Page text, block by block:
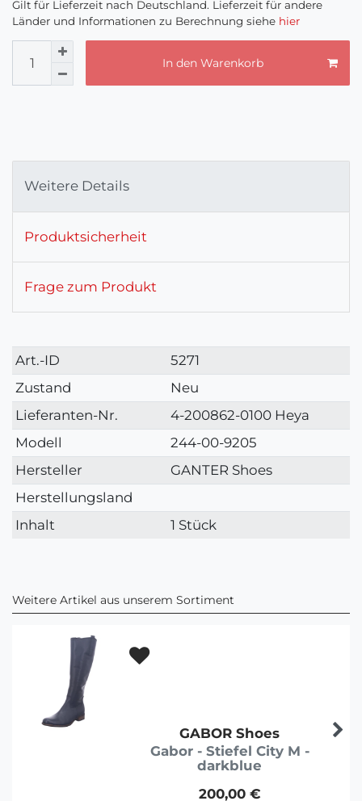
Gilt für Lieferzeit nach Deutschland. Lieferzeit für andere
Länder und Informationen zu Berechnung siehe hier
In den Warenkorb
Weitere Details
Produktsicherheit
Frage zum Produkt
Technisches
Merkmal
Wert
Art.-ID
5271
Zustand
Neu
Lieferanten-Nr.
4-200862-0100 Heya
Modell
244-00-9205
Hersteller
GANTER Shoes
Herstellungsland
Inhalt
1 Stück
Weitere Artikel aus unserem Sortiment
GABOR Shoes
Gabor - Stiefel City M -
darkblue
200,00 €